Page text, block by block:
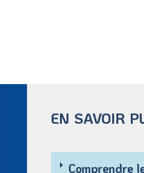
EN SAVOIR
Comprendre